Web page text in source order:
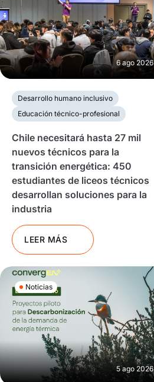
6 ago 2026
Desarrollo humano inclusivo
Educación técnico-profesional
Chile necesitará hasta 27 mil
nuevos técnicos para la
transición energética: 450
estudiantes de liceos técnicos
desarrollan soluciones para la
industria
LEER MÁS
Noticias
5 ago 2026